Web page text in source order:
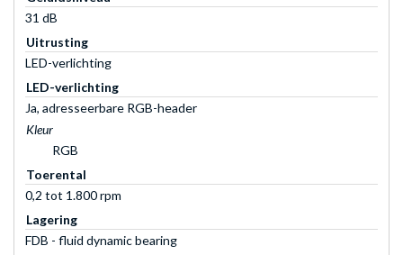
31 dB
Uitrusting
LED-verlichting
LED-verlichting
Ja, adresseerbare RGB-header
Kleur
RGB
Toerental
0,2 tot 1.800 rpm
Lagering
FDB - fluid dynamic bearing